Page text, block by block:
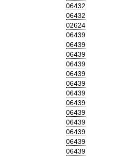
06432
06432
02624
06439
06439
06439
06439
06439
06439
06439
06439
06439
06439
06439
06439
06439